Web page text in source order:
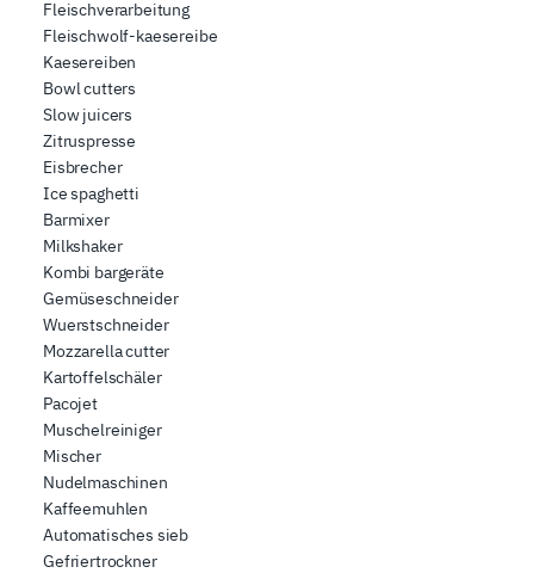
Fleischverarbeitung
Fleischwolf-kaesereibe
Kaesereiben
Bowl cutters
Slow juicers
Zitruspresse
Eisbrecher
Ice spaghetti
Barmixer
Milkshaker
Kombi bargeräte
Gemüseschneider
Wuerstschneider
Mozzarella cutter
Kartoffelschäler
Pacojet
Muschelreiniger
Mischer
Nudelmaschinen
Kaffeemuhlen
Automatisches sieb
Gefriertrockner